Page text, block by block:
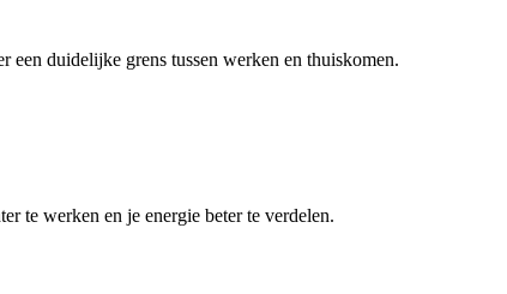
duidelijke grens tussen werken en thuiskomen.
te werken en je energie beter te verdelen.